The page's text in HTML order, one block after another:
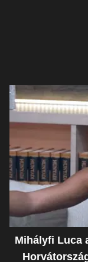
Mihályfi Luca